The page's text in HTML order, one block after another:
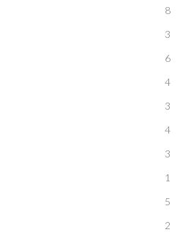
8
3
6
4
3
4
3
1
5
2